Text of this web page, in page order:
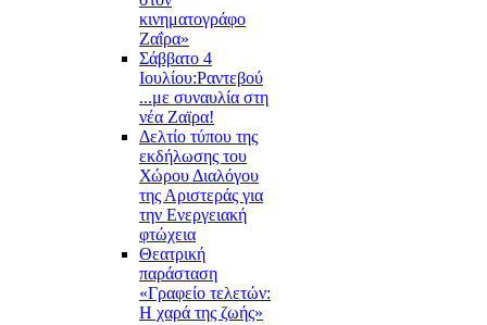
κινηματογράφο
Ζαΐρα»
Σάββατο 4
Ιουλίου:Ραντεβού
...με συναυλία στη
νέα Ζαϊρα!
Δελτίο τύπου της
εκδήλωσης του
Χώρου Διαλόγου
της Αριστεράς για
την Ενεργειακή
φτώχεια
Θεατρική
παράσταση
«Γραφείο τελετών:
Η χαρά της ζωής»